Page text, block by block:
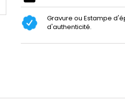
Gravure ou Estampe
d'authenticité.